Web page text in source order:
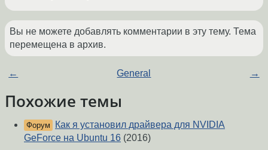
Вы не можете добавлять комментарии в эту тему. Тема
перемещена в архив.
← General →
Похожие темы
Форум
Как я установил драйвера для NVIDIA
GeForce на Ubuntu 16 (2016)